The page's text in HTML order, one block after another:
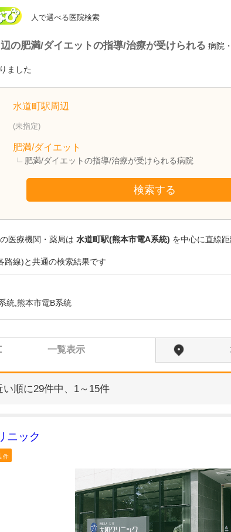
人で選べる医院検索
の肥満/ダイエットの指導/治療が受けられる 病院
ました
水道町駅周辺
(未指定)
肥満/ダイエット
肥満/ダイエットの指導/治療が受けられる病院
検索する
医療機関・薬局は 水道町駅(熊本市電A系統) を中心に直線
路線)と共通の検索結果です
統,熊本市電B系統
一覧表示
い順に29件中、 1～15件
ニック
件
おおくま
海野
ッフが担
って、
防ぎ検査
のはもち